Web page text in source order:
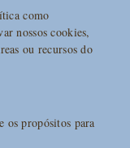
como
nossos cookies,
ou recursos do
os propósitos para